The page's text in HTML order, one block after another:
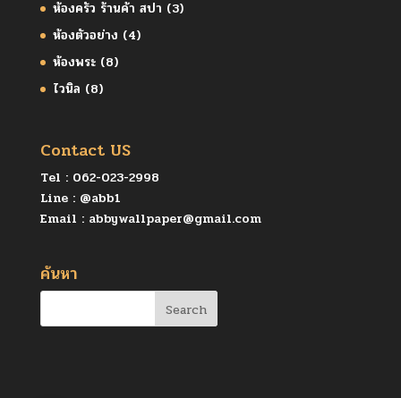
ห้องครัว ร้านค้า สปา (3)
ห้องตัวอย่าง (4)
ห้องพระ(8)
ไวนิล (8)
Contact US
Tel : 062-023-2998
Line : @abb1
Email : abbywallpaper@gmail.com
ค้นหา